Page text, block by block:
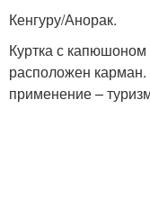
Кенгуру/Анорак.
Куртка с капюшоном
расположен
применение –